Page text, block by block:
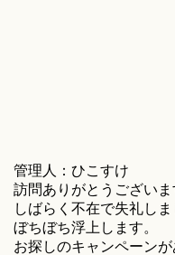
管理人：ひこすけ
訪問ありがとうございま
しばらく不在で失礼しま
ぼちぼち浮上します。
お探しのキャンペーン